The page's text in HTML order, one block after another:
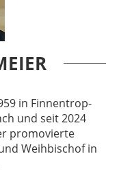
in Finnentrop-
und seit 2024
promovierte
Weihbischof in